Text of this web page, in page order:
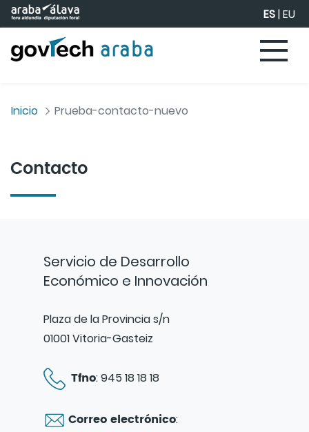
Saltar al contenido principal ES|EU
Inicio Prueba-contacto-nuevo
Contacto
Servicio de Desarrollo
Económico e Innovación
Plaza de la Provincia s/n
01001 Vitoria-Gasteiz
Tfno: 945 18 18 18
Correo electrónico: